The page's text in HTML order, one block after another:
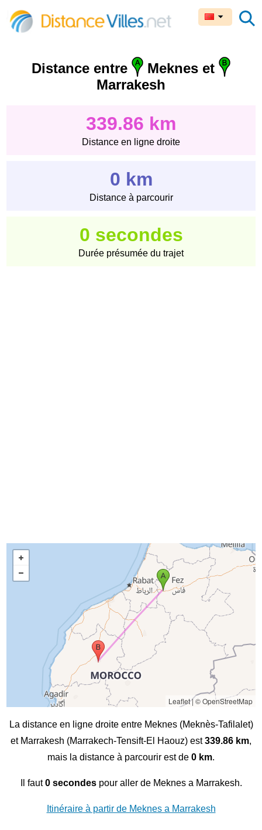
Distance entre
Meknes et
Marrakesh
339.86 km
Distance en ligne droite
0 km
Distance à parcourir
0 secondes
Durée présumée du trajet
Leaflet|© OpenStreetMap
La distance en ligne droite entre Meknes (Meknès-Tafilalet)
et Marrakesh (Marrakech-Tensift-El Haouz) est339.86 km,
mais la distance à parcourir est de 0 km.
Il faut0 secondespour aller de Meknes a Marrakesh.
Itinéraire à partir de Meknes a Marrakesh